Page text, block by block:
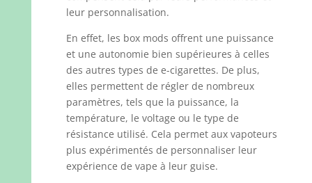
leur personnalisation.
En effet, les box mods offrent une puissance
et une autonomie bien supérieures à celles
des autres types de e-cigarettes. De plus,
elles permettent de régler de nombreux
paramètres, tels que la puissance, la
température, le voltage ou le type de
résistance utilisé. Cela permet aux vapoteurs
plus expérimentés de personnaliser leur
expérience de vape à leur guise.